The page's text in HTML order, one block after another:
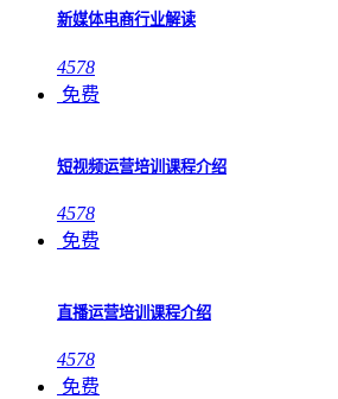
新媒体电商行业解读
4578
免费
短视频运营培训课程介绍
4578
免费
直播运营培训课程介绍
4578
免费